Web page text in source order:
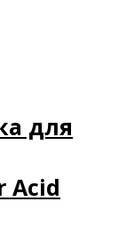
для
Acid